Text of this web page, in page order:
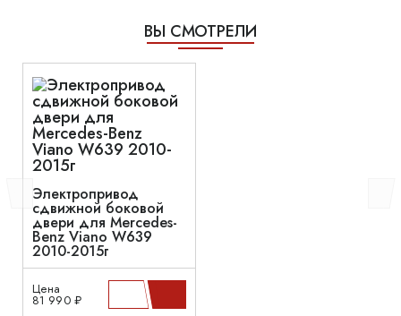
ВЫ СМОТРЕЛИ
Электропривод
сдвижной боковой
двери для Mercedes-
Benz Viano W639
2010-2015г
Цена
81 990 ₽